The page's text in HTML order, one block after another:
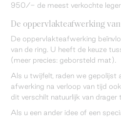
950/- de meest verkochte
De oppervlakteafwerking
De oppervlakteafwerking
van de ring. U heeft de keuze
(meer precies: geborsteld mat).
Als u twijfelt, raden we gepolijst
afwerking na verloop van tijd
dit verschilt natuurlijk van drager
Als u een ander idee of een